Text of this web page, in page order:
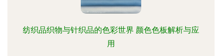
纺织品织物与针织品的色彩世界 颜色色板解析与应
用